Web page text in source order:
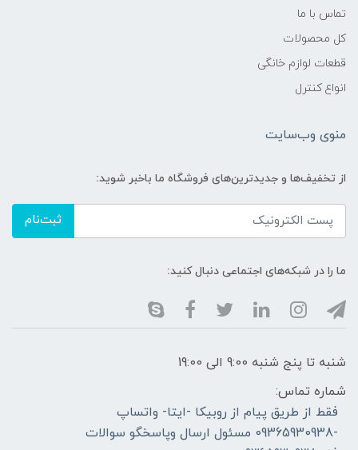
تماس با ما
کل محصولات
قطعات لوازم خانگی
انواع کنترل
منوی وب‌سایت
از تخفیف‌ها و جدیدترین‌های فروشگاه ما باخبر شوید:
ثبت‌نام
ما را در شبکه‌های اجتماعی دنبال کنید:
شنبه تا پنج شنبه 9:00 الی 19:00
شماره تماس:
فقط از طریق پیام از روبیکا -ایتا- واتساپ
-09365930938 مسئول ارسال وپاسخگو سوالات